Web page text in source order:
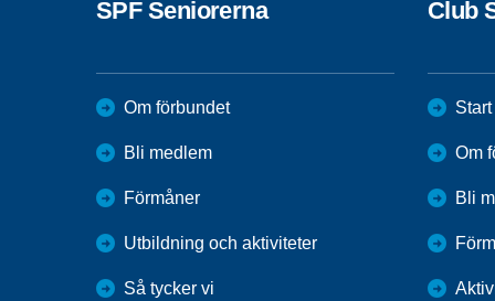
SPF Seniorerna
Om förbundet
Bli medlem
Förmåner
Utbildning och aktiviteter
Så tycker vi
Club
Start
Om
Bli